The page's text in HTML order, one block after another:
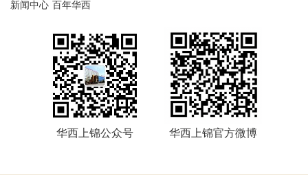
新闻中心 百年华西
华西上锦公众号 华西上锦官方微博